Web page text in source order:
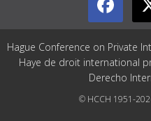
Hague Conference on Private
Haye de droit international
Derecho
© HCCH 1951-